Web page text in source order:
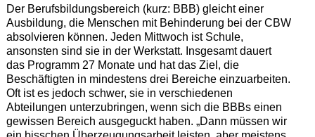
Der Berufsbildungsbereich (kurz: BBB) gleicht einer
Ausbildung, die Menschen mit Behinderung bei der CBW
absolvieren können. Jeden Mittwoch ist Schule,
ansonsten sind sie in der Werkstatt. Insgesamt dauert
das Programm 27 Monate und hat das Ziel, die
Beschäftigten in mindestens drei Bereiche einzuarbeiten.
Oft ist es jedoch schwer, sie in verschiedenen
Abteilungen unterzubringen, wenn sich die BBBs einen
gewissen Bereich ausgeguckt haben. „Dann müssen wir